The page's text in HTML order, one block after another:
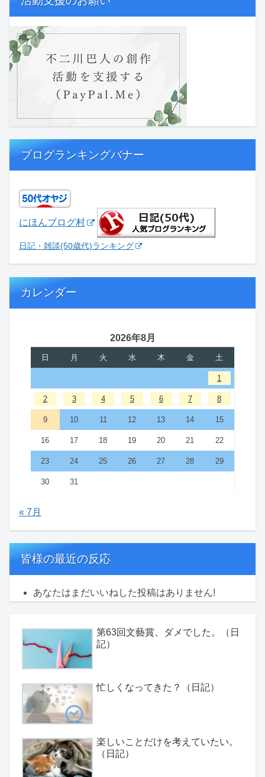
ブログランキングバナー
にほんブログ村
日記・雑談(50歳代)ランキング
カレンダー
2026年8月
日 月 火 水 木 金 土
1
2 3 4 5 6 7 8
9 10 11 12 13 14 15
16 17 18 19 20 21 22
23 24 25 26 27 28 29
30 31
« 7月
皆様の最近の反応
あなたはまだいいねした投稿はありません!
第63回文藝賞、ダメでした。（日
記）
忙しくなってきた？（日記）
楽しいことだけを考えていたい。
（日記）